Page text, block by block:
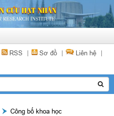
RSS | Sơ đồ | Liên hệ
|
Công bố khoa học